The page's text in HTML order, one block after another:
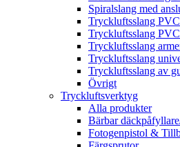
Spiralslang med
Tryckluftsslang PVC
Tryckluftsslang
Tryckluftsslang
Tryckluftsslang
Tryckluftsslang av
Övrigt
Tryckluftsverktyg
Alla produkter
Bärbar
Fotogenpistol &